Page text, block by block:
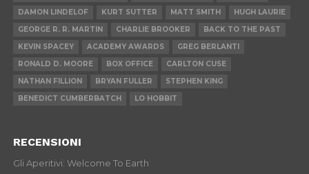
DAMON LINDELOF
KURT SUTTER MATT SMITH
HUGH LAURIE
GEORGE R. R. MARTIN
CHARLIE BROOKER
BACK TO THE PAST
KEVIN SPACEY
ACADEMY AWARDS
GREG BERLANTI
RONALD D. MOORE
BOX OFFICE
CARLTON CUSE
NATHAN FILLION
BRYAN FULLER
STEPHEN KING
BENEDICT CUMBERBATCH
LO HOBBIT
RECENSIONI
Gli Aperitivi: Welcome To Earth